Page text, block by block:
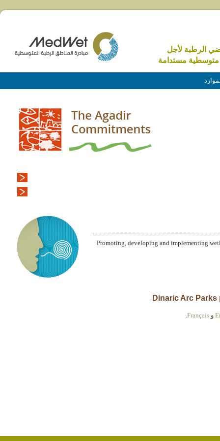
الرطبة لأجل
مستدامة
Promoting, developing and implementing
و Français
.